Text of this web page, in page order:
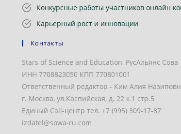
Конкурсные работы участников онлайн
Карьерный рост и инновации
Контакты
Stars of Science and Education, РусАльянс Сова
ИНН 7708823050 КПП 770801001
Ответственный редактор - Ким Алия
г. Москва, ул.Каспийская, д. 22 к.1 стр.5
Единый Call-центр тел. +7 (995) 309-17-87
izdatel@sowa-ru.com